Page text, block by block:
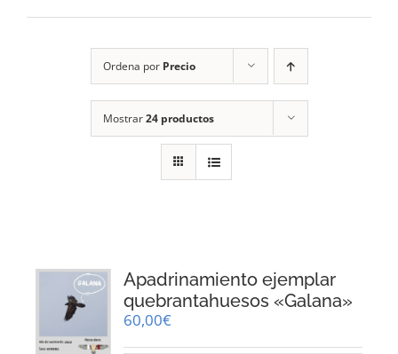
RECURSOS
CONTACTO
Ordena por Precio
Mostrar24 productos
Apadrinamiento ejemplar
quebrantahuesos «Galana»
60,00€